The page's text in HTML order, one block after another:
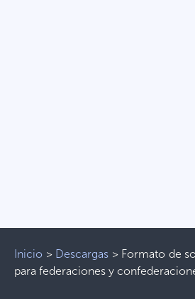
Inicio > Descargas > Formato de
para federaciones y